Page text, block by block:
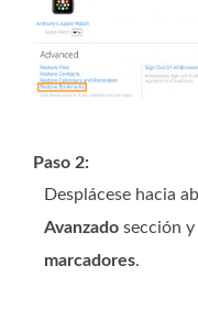
Paso 2:
Desplácese hacia
Avanzado sección y
marcadores.